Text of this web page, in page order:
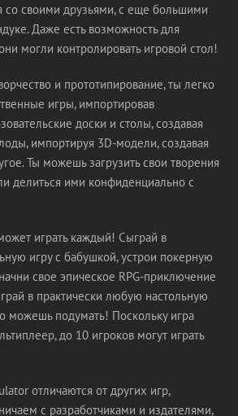
со своими друзьями, с еще большими
Даже есть возможность для
могли контролировать игровой стол!
и прототипирование, ты легко
игры, импортировав
доски и столы, создавая
импортируя 3D-модели, создавая
Ты можешь загрузить свои творения
делиться ими конфиденциально с
играть каждый! Сыграй в
игру с бабушкой, устрои покерную
свое эпическое RPG-приключение
в практически любую настольную
можешь подумать! Поскольку игра
до 10 игроков могут играть
отличаются от других игр,
с разработчиками и издателями,